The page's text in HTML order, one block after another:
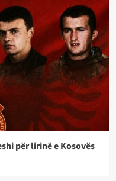
për lirinë e Kosovës